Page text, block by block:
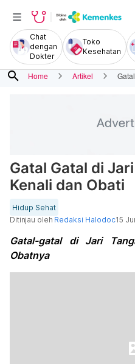
Chat
dengan
Dokter
Toko
Kesehatan
search Home Artikel
Gatal Gatal di
Kenali dan Obati
Hidup Sehat
Ditinjau oleh Redaksi Halodoc15
Gatal-gatal di Jari
Obatnya